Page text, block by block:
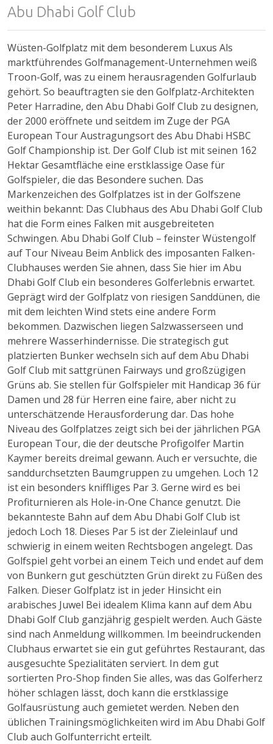
Abu Dhabi Golf Club
Wüsten-Golfplatz mit dem besonderem Luxus Als
marktführendes Golfmanagement-Unternehmen weiß
Troon-Golf, was zu einem herausragenden Golfurlaub
gehört. So beauftragten sie den Golfplatz-Architekten
Peter Harradine, den Abu Dhabi Golf Club zu designen,
der 2000 eröffnete und seitdem im Zuge der PGA
European Tour Austragungsort des Abu Dhabi HSBC
Golf Championship ist. Der Golf Club ist mit seinen 162
Hektar Gesamtfläche eine erstklassige Oase für
Golfspieler, die das Besondere suchen. Das
Markenzeichen des Golfplatzes ist in der Golfszene
weithin bekannt: Das Clubhaus des Abu Dhabi Golf Club
hat die Form eines Falken mit ausgebreiteten
Schwingen. Abu Dhabi Golf Club – feinster Wüstengolf
auf Tour Niveau Beim Anblick des imposanten Falken-
Clubhauses werden Sie ahnen, dass Sie hier im Abu
Dhabi Golf Club ein besonderes Golferlebnis erwartet.
Geprägt wird der Golfplatz von riesigen Sanddünen, die
mit dem leichten Wind stets eine andere Form
bekommen. Dazwischen liegen Salzwasserseen und
mehrere Wasserhindernisse. Die strategisch gut
platzierten Bunker wechseln sich auf dem Abu Dhabi
Golf Club mit sattgrünen Fairways und großzügigen
Grüns ab. Sie stellen für Golfspieler mit Handicap 36 für
Damen und 28 für Herren eine faire, aber nicht zu
unterschätzende Herausforderung dar. Das hohe
Niveau des Golfplatzes zeigt sich bei der jährlichen PGA
European Tour, die der deutsche Profigolfer Martin
Kaymer bereits dreimal gewann. Auch er versuchte, die
sanddurchsetzten Baumgruppen zu umgehen. Loch 12
ist ein besonders kniffliges Par 3. Gerne wird es bei
Profiturnieren als Hole-in-One Chance genutzt. Die
bekannteste Bahn auf dem Abu Dhabi Golf Club ist
jedoch Loch 18. Dieses Par 5 ist der Zieleinlauf und
schwierig in einem weiten Rechtsbogen angelegt. Das
Golfspiel geht vorbei an einem Teich und endet auf dem
von Bunkern gut geschützten Grün direkt zu Füßen des
Falken. Dieser Golfplatz ist in jeder Hinsicht ein
arabisches Juwel Bei idealem Klima kann auf dem Abu
Dhabi Golf Club ganzjährig gespielt werden. Auch Gäste
sind nach Anmeldung willkommen. Im beeindruckenden
Clubhaus erwartet sie ein gut geführtes Restaurant, das
ausgesuchte Spezialitäten serviert. In dem gut
sortierten Pro-Shop finden Sie alles, was das Golferherz
höher schlagen lässt, doch kann die erstklassige
Golfausrüstung auch gemietet werden. Neben den
üblichen Trainingsmöglichkeiten wird im Abu Dhabi Golf
Club auch Golfunterricht erteilt.